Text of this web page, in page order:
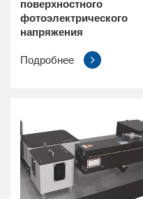
поверхностного
фотоэлектрического
напряжения
Подробнее